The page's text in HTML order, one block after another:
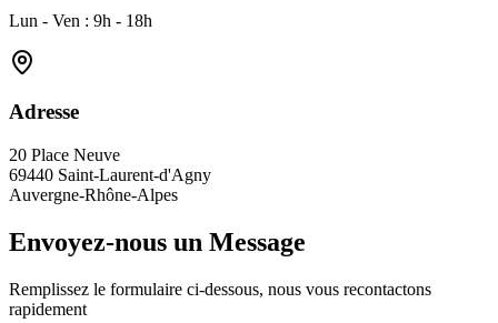
Lun - Ven : 9h - 18h
Adresse
20 Place Neuve
69440 Saint-Laurent-d'Agny
Auvergne-Rhône-Alpes
Envoyez-nous un Message
Remplissez le formulaire ci-dessous, nous vous recontactons
rapidement